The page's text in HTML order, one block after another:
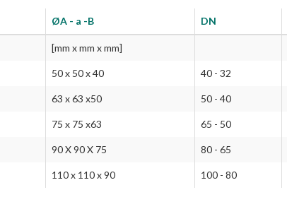
ØA - a -B DN
[mm x mm x mm]
50 x 50 x 40 40 - 32
63 x 63 x50 50 - 40
75 x 75 x63 65 - 50
90 X 90 X 75 80 - 65
110 x 110 x 90 100 - 80